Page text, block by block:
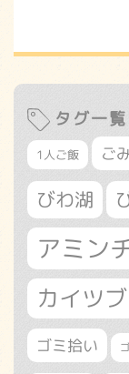
タグ一覧
1人ご飯 ご
びわ湖
アミン
カイツ
ゴミ拾い